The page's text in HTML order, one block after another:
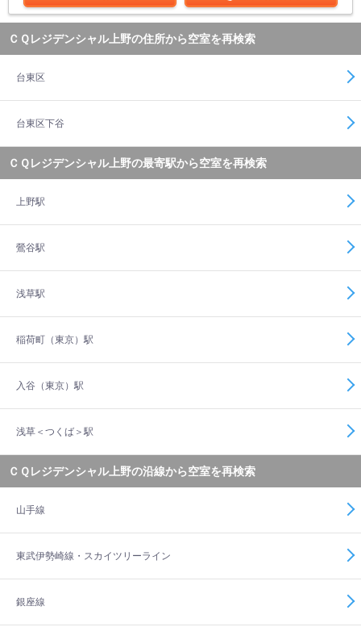
ＣＱレジデンシャル上野の住所から空室を再検索
台東区
台東区下谷
ＣＱレジデンシャル上野の最寄駅から空室を再検索
上野駅
鶯谷駅
浅草駅
稲荷町（東京）駅
入谷（東京）駅
浅草＜つくば＞駅
ＣＱレジデンシャル上野の沿線から空室を再検索
山手線
東武伊勢崎線・スカイツリーライン
銀座線